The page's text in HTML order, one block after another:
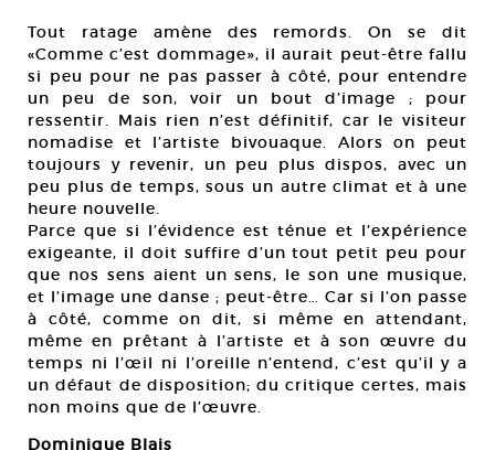
Tout ratage amène des remords. On se dit
«Comme c’est dommage», il aurait peut-être fallu
si peu pour ne pas passer à côté, pour entendre
un peu de son, voir un bout d’image ; pour
ressentir. Mais rien n’est définitif, car le visiteur
nomadise et l’artiste bivouaque. Alors on peut
toujours y revenir, un peu plus dispos, avec un
peu plus de temps, sous un autre climat et à une
heure nouvelle.
Parce que si l’évidence est ténue et l’expérience
exigeante, il doit suffire d’un tout petit peu pour
que nos sens aient un sens, le son une musique,
et l’image une danse ; peut-être… Car si l’on passe
à côté, comme on dit, si même en attendant,
même en prêtant à l’artiste et à son œuvre du
temps ni l’œil ni l’oreille n’entend, c’est qu’il y a
un défaut de disposition; du critique certes, mais
non moins que de l’œuvre.
Dominique Blais